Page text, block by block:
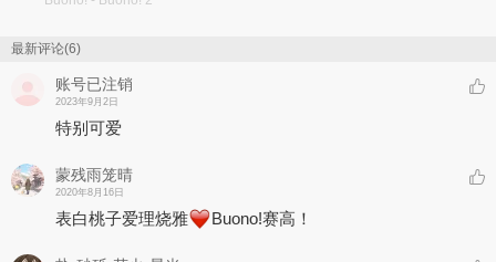
最新评论(6)
账号已注销
2023年9月2日
特别可爱
蒙残雨笼晴
2020年8月16日
表白桃子爱理烧雅 Buono!赛高！